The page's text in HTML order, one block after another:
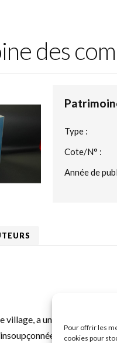
Pour offrir les
cookies pour
des
Type :
Cote/N° :
Année de
village, a une grande et une
ou